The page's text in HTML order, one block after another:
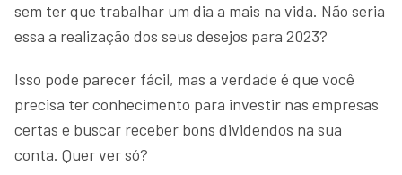
sem ter que trabalhar um dia a mais na vida. Não seria
essa a realização dos seus desejos para 2023?
Isso pode parecer fácil, mas a verdade é que você
precisa ter conhecimento para investir nas empresas
certas e buscar receber bons dividendos na sua
conta. Quer ver só?